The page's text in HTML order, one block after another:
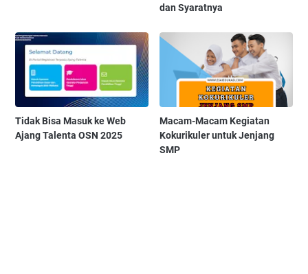
dan Syaratnya
Tidak Bisa Masuk ke Web
Ajang Talenta OSN 2025
Macam-Macam Kegiatan
Kokurikuler untuk Jenjang
SMP